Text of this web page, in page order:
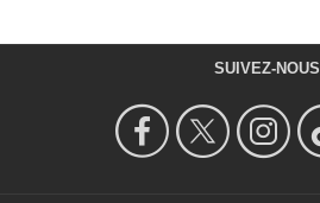
SUIVEZ-NOUS